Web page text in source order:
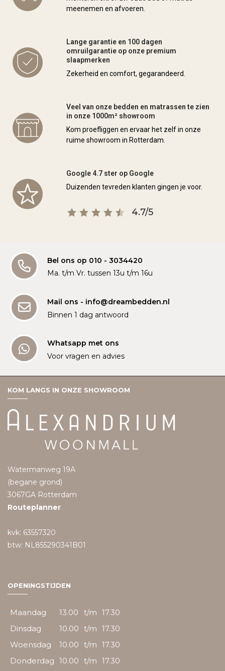
meenemen en afvoeren.
Lange garantie en 100 dagen
omruilgarantie op onze premium
slaapmerken
Zekerheid en comfort, gegarandeerd.
Veel van onze bedden en matrassen te zien
in onze 1000m² showroom
Kom proefliggen en ervaar het zelf in onze
ruime showroom in Rotterdam.
Google 4.7 ster op Google
Duizenden tevreden klanten gingen je voor.
4.7/5
Bel ons op 010 - 3034420
Ma. t/m Vr. tussen 13u t/m 16u
Mail ons - info@dreambedden.nl
Binnen 1 dag antwoord
Whatsapp met ons
Voor vragen en advies
KOM LANGS IN ONZE SHOWROOM
Watermanweg 19A
(begane grond)
3067GA Rotterdam
Routeplanner
kvk: 63557320
btw: NL855290341B01
OPENINGSTIJDEN
Maandag 13.00 t/m 17.30
Dinsdag
10.00 t/m 17.30
Woensdag
10.00 t/m 17.30
Donderdag 10.00 t/m 17.30